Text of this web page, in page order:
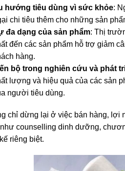
hướng tiêu dùng vì sức khỏe:
chi tiêu thêm cho những sản
đa dạng của sản phẩm: Thị
đến các sản phẩm hỗ trợ giảm
hàng.
bộ trong nghiên cứu và phát
lượng và hiệu quả của các sản
người tiêu dùng.
chỉ dừng lại ở việc bán hàng, lợi
counselling dinh dưỡng,
riêng biệt.